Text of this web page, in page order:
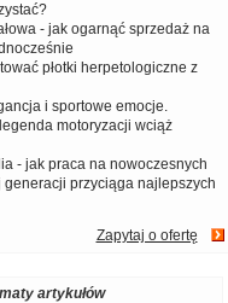
- jak ogarnąć sprzedaż na
płotki herpetologiczne z
i sportowe emocje.
motoryzacji wciąż
- jak praca na nowoczesnych
przyciąga najlepszych
Zapytaj o ofertę
artykułów